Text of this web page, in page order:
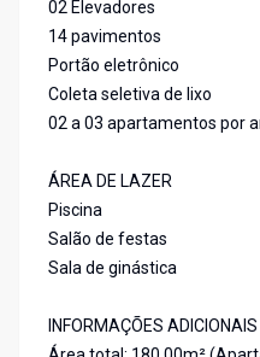
02 Elevadores
14 pavimentos
Portão eletrônico
Coleta seletiva de lixo
02 a 03 apartamentos por
ÁREA DE LAZER
Piscina
Salão de festas
Sala de ginástica
INFORMAÇÕES ADICIONAIS